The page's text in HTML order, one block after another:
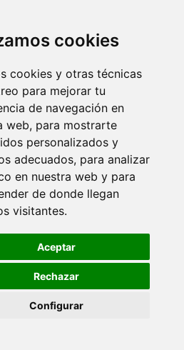
cookies
cookies y otras técnicas
para mejorar tu
de navegación en
web, para mostrarte
personalizados y
adecuados, para analizar
en nuestra web y para
de donde llegan
visitantes.
Aceptar
Rechazar
Configurar
preferences
© 2025 flop.es